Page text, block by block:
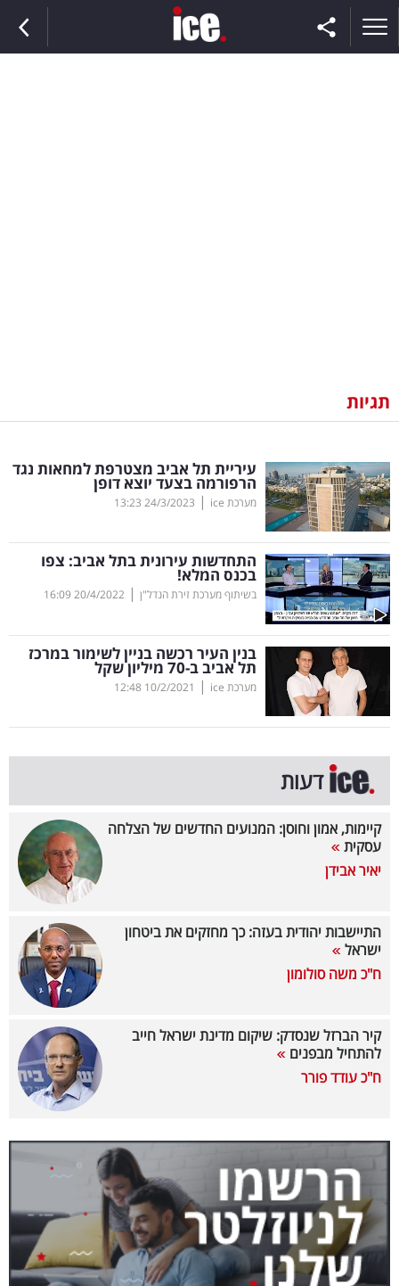
וצרכנות
דיגיטל
וטק
שיווק
ופרסום
משפט
מדדים
ומחקרים
דעות
רכילות
עסקית
קריפטו
ויראלי
עסקי
קריירה
ולימודים
רייטינג
בריאות
תרבות
תגיות
עיריית תל אביב מצטרפת למחאות נגד
הרפורמה בצעד יוצא דופן
מערכת ice |
24/3/2023
13:23
התחדשות עירונית בתל אביב: צפו
בכנס המלא!
בשיתוף מערכת זירת הנדל"ן |
20/4/2022
16:09
בנין העיר רכשה בניין לשימור במרכז
תל אביב ב-70 מיליון שקל
מערכת ice |
10/2/2021
12:48
דעות
קיימות, אמון וחוסן: המנועים החדשים של הצלחה
עסקית
יאיר אבידן
התיישבות יהודית בעזה: כך מחזקים את ביטחון
ישראל
ח"כ משה סולומון
קיר הברזל שנסדק: שיקום מדינת ישראל חייב
להתחיל מבפנים
ח"כ עודד פורר